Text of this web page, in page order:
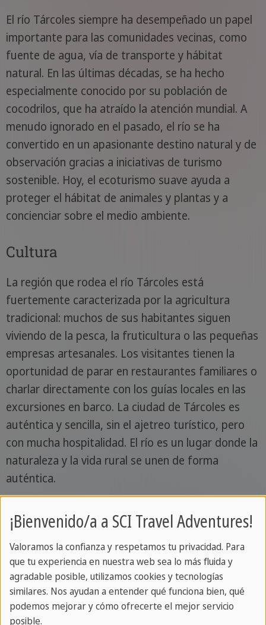
El río Tárcoles siempre ha desempeñado un papel
importante para las comunidades vecinas, como
fuente de agua, vía de transporte y hábitat
natural. En las últimas décadas, se ha hecho
especialmente conocido por su población de
cocodrilos, que ha atraído la atención mundial. A
menudo ignorado en el pasado, el río se ha
convertido en un apasionante destino natural y de
observación gracias a iniciativas de turismo
sostenible. Hoy, el ecoturismo suave ayuda a
proteger el hábitat de animales y plantas y a
concienciar sobre el medio ambiente.
Cultura
La región que rodea el río Tárcoles está
fuertemente caracterizada por la agricultura
tradicional: muchos de sus habitantes siguen
viviendo de la pesca, la fruticultura o las pequeñas
empresas artesanales. Los visitantes tienen la
oportunidad de parar en restaurantes familiares o
charlar directamente con los guías locales en las
excursiones en barco. La ciudad de Tárcoles es
auténtica y sencilla, sin el ajetreo turístico, pero
con mucha hospitalidad. El río es un lugar donde la
naturaleza y la vida rural se unen de forma
auténtica.
Nuestros consejos in situ
La mejor época para viajar
La estación seca, de diciembre a abril, ofrece
condiciones ideales para pasear en barco y avistar
fauna salvaje con tiempo despejado. La estación
¡Bienvenido/a a SCI Travel Adventures!
Valoramos la confianza y respetamos tu privacidad. Para
que tu experiencia en nuestra web sea lo más fluida y
agradable posible, utilizamos cookies y tecnologías
similares. Nos ayudan a entender qué funciona bien, qué
podemos mejorar y cómo ofrecerte el mejor servicio
posible.